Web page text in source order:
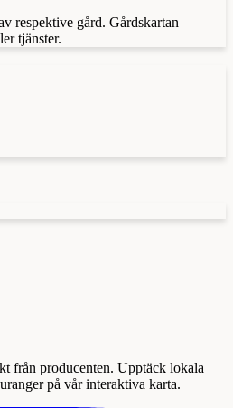
respektive gård. Gårdskartan
tjänster.
från producenten. Upptäck lokala
på vår interaktiva karta.